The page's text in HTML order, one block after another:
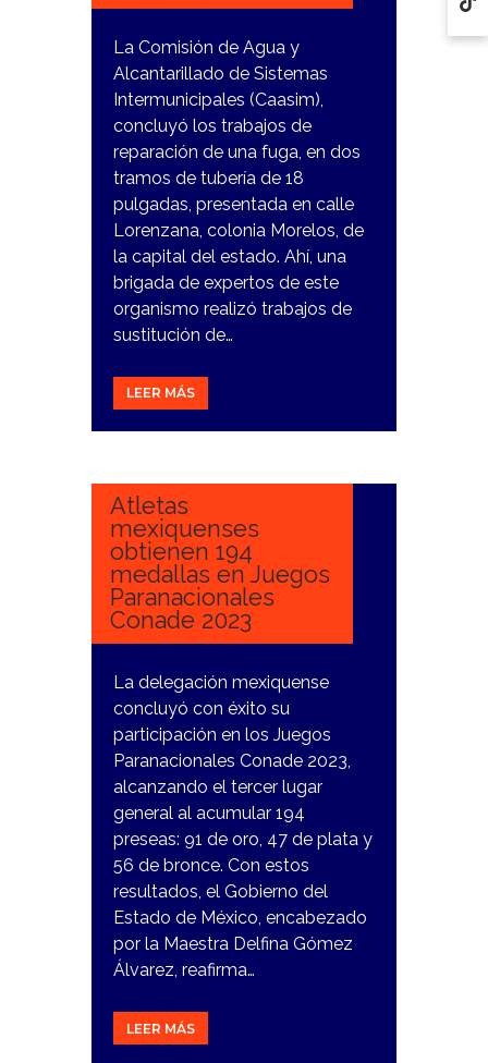
La Comisión de Agua y
Alcantarillado de Sistemas
Intermunicipales (Caasim),
concluyó los trabajos de
reparación de una fuga, en dos
tramos de tubería de 18
pulgadas, presentada en calle
Lorenzana, colonia Morelos, de
la capital del estado. Ahí, una
brigada de expertos de este
organismo realizó trabajos de
sustitución de…
LEER MÁS
10
Atletas
mexiquenses
obtienen 194
medallas en Juegos
Paranacionales
Conade 2023
La delegación mexiquense
concluyó con éxito su
participación en los Juegos
Paranacionales Conade 2023,
alcanzando el tercer lugar
general al acumular 194
preseas: 91 de oro, 47 de plata y
56 de bronce. Con estos
resultados, el Gobierno del
Estado de México, encabezado
por la Maestra Delfina Gómez
Álvarez, reafirma…
LEER MÁS